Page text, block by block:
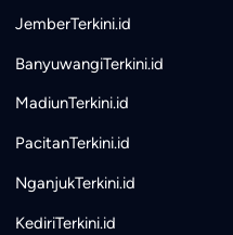
JemberTerkini.id
BanyuwangiTerkini.id
MadiunTerkini.id
PacitanTerkini.id
NganjukTerkini.id
KediriTerkini.id